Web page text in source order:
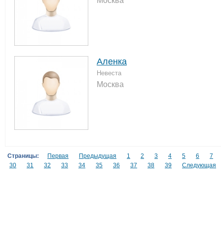
Аленка
Невеста
Москва
Страницы: Первая Предыдущая 1 2 3 4 5 6
7
30
31 32 33 34 35 36 37 38 39 Следующая